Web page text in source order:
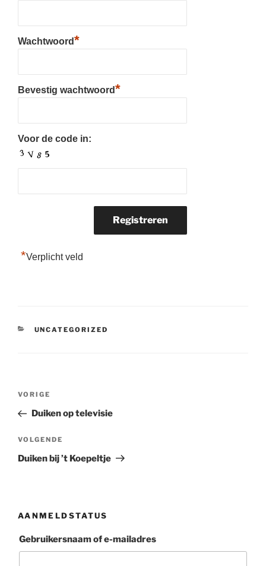
Wachtwoord*
Bevestig wachtwoord*
Voor de code in:
*Verplicht veld
CATEGORIEËN
UNCATEGORIZED
Berichtnavigatie
Vorig
bericht
VORIGE
Duiken op televisie
Volgend
bericht
VOLGENDE
Duiken bij ’t Koepeltje
AANMELDSTATUS
Gebruikersnaam of e-mailadres